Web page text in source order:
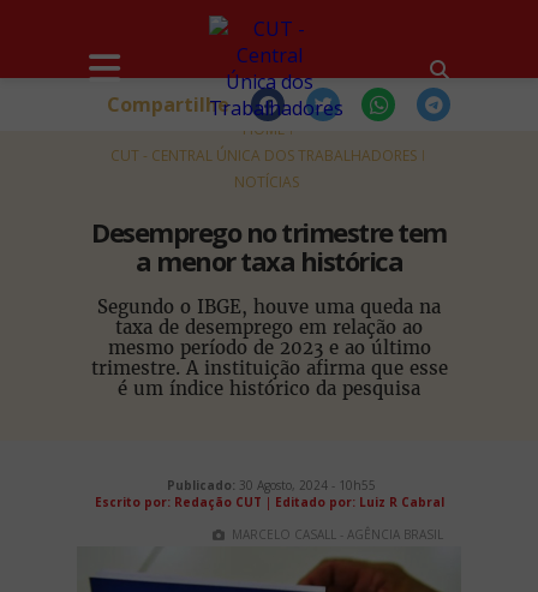
HOME
CUT - CENTRAL ÚNICA DOS TRABALHADORES
NOTÍCIAS
Desemprego no trimestre tem
a menor taxa histórica
Segundo o IBGE, houve uma queda na
taxa de desemprego em relação ao
mesmo período de 2023 e ao último
trimestre. A instituição afirma que esse
é um índice histórico da pesquisa
Compartilhe
Publicado: 30 Agosto, 2024 - 10h55
Escrito por: Redação CUT | Editado por: Luiz R Cabral
MARCELO CASALL - AGÊNCIA BRASIL